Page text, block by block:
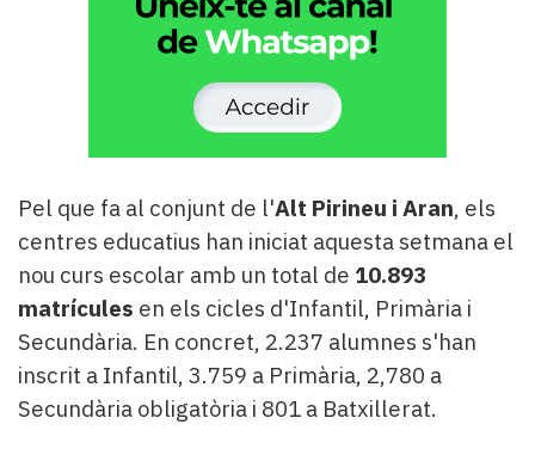
Pel que fa al conjunt de l'Alt Pirineu i Aran, els
centres educatius han iniciat aquesta setmana el
nou curs escolar amb un total de 10.893
matrícules en els cicles d'Infantil, Primària i
Secundària. En concret, 2.237 alumnes s'han
inscrit a Infantil, 3.759 a Primària, 2,780 a
Secundària obligatòria i 801 a Batxillerat.